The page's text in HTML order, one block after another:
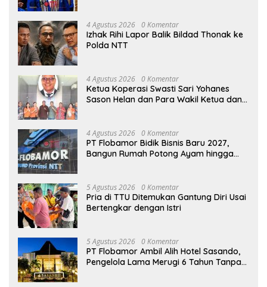
4 Agustus 2026 0 Komentar
Izhak Rihi Lapor Balik Bildad Thonak ke
Polda NTT
4 Agustus 2026 0 Komentar
Ketua Koperasi Swasti Sari Yohanes
Sason Helan dan Para Wakil Ketua dan
Menyambut Sukacita
4 Agustus 2026 0 Komentar
PT Flobamor Bidik Bisnis Baru 2027,
Bangun Rumah Potong Ayam hingga
5 Agustus 2026 0 Komentar
Pria di TTU Ditemukan Gantung Diri Usai
Bertengkar dengan Istri
5 Agustus 2026 0 Komentar
PT Flobamor Ambil Alih Hotel Sasando,
Pengelola Lama Merugi 6 Tahun Tanpa